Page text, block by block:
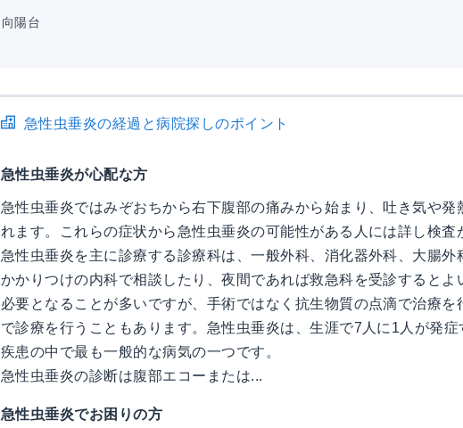
向陽台
急性虫垂炎の経過と病院探しのポイント
急性虫垂炎が心配な方
急性虫垂炎ではみぞおちから右下腹部の痛みから始まり、吐き気や発
れます。これらの症状から急性虫垂炎の可能性がある人には詳し検査
急性虫垂炎を主に診療する診療科は、一般外科、消化器外科、大腸
かかりつけの内科で相談したり、夜間であれば救急科を受診すると
必要となることが多いですが、手術ではなく抗生物質の点滴で治療
で診療を行うこともあります。急性虫垂炎は、生涯で7人に1人が発
疾患の中で最も一般的な病気の一つです。
急性虫垂炎の診断は腹部エコーまたは...
急性虫垂炎でお困りの方